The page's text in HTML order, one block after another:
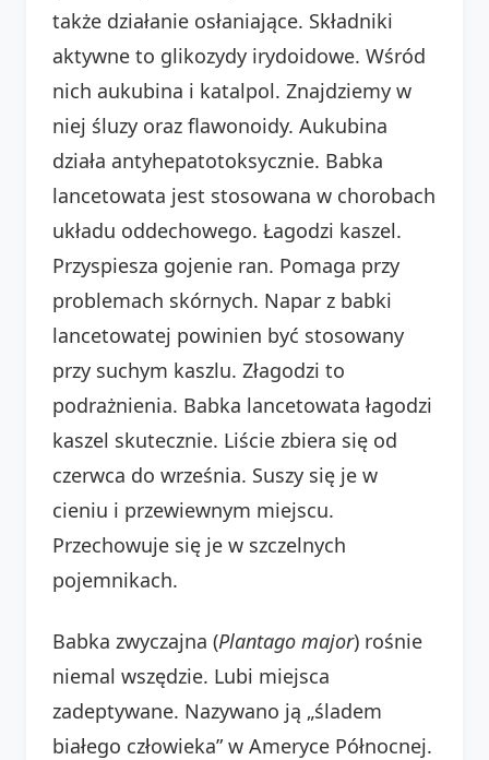
także działanie osłaniające. Składniki
aktywne to glikozydy irydoidowe. Wśród
nich aukubina i katalpol. Znajdziemy w
niej śluzy oraz flawonoidy. Aukubina
działa antyhepatotoksycznie. Babka
lancetowata jest stosowana w chorobach
układu oddechowego. Łagodzi kaszel.
Przyspiesza gojenie ran. Pomaga przy
problemach skórnych. Napar z babki
lancetowatej powinien być stosowany
przy suchym kaszlu. Złagodzi to
podrażnienia. Babka lancetowata łagodzi
kaszel skutecznie. Liście zbiera się od
czerwca do września. Suszy się je w
cieniu i przewiewnym miejscu.
Przechowuje się je w szczelnych
pojemnikach.
Babka zwyczajna (Plantago major) rośnie
niemal wszędzie. Lubi miejsca
zadeptywane. Nazywano ją „śladem
białego człowieka” w Ameryce Północnej.